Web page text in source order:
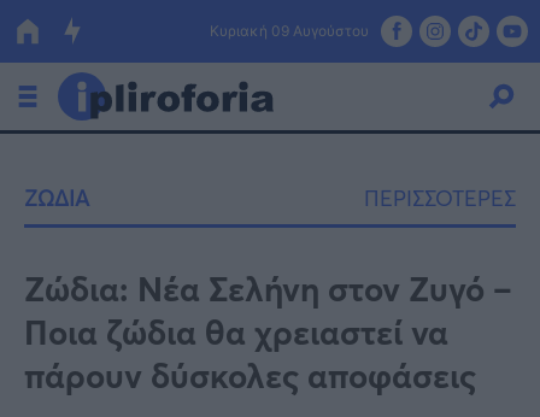
Κυριακή 09 Αυγούστου
Οικονομία
Πολιτική
Τράπεζες
Επιδοτήσεις
Κόσμος
ΖΩΔΙΑ ΠΕΡΙΣΣΟΤΕΡΕΣ
Ζώδια: Νέα Σελήνη στον Ζυγό –
Ποια ζώδια θα χρειαστεί να
πάρουν δύσκολες αποφάσεις